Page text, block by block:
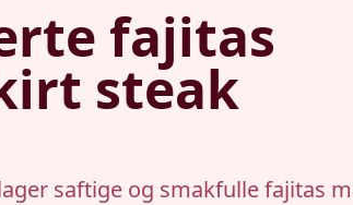
fajitas
steak
saftige og smakfulle fajitas